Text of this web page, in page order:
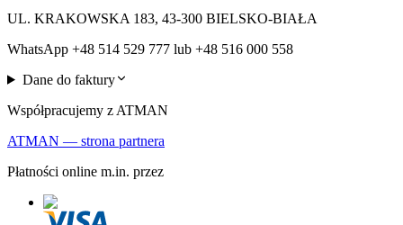
UL. KRAKOWSKA 183, 43-300 BIELSKO-BIAŁA
WhatsApp +48 514 529 777 lub +48 516 000 558
Dane do faktury
Współpracujemy z ATMAN
ATMAN — strona partnera
Płatności online m.in. przez